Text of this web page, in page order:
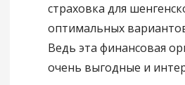
страховка для
оптимальных
Ведь эта финансовая
очень выгодные и